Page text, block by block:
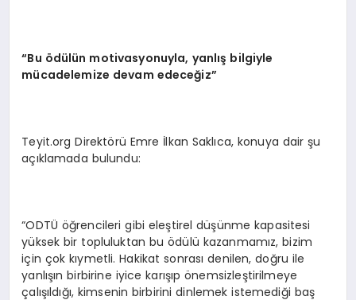
“Bu ödülün motivasyonuyla, yanlış bilgiyle
mücadelemize devam edeceğiz”
Teyit.org Direktörü Emre İlkan Saklıca, konuya dair şu
açıklamada bulundu:
“ODTÜ öğrencileri gibi eleştirel düşünme kapasitesi
yüksek bir topluluktan bu ödülü kazanmamız, bizim
için çok kıymetli. Hakikat sonrası denilen, doğru ile
yanlışın birbirine iyice karışıp önemsizleştirilmeye
çalışıldığı, kimsenin birbirini dinlemek istemediği baş